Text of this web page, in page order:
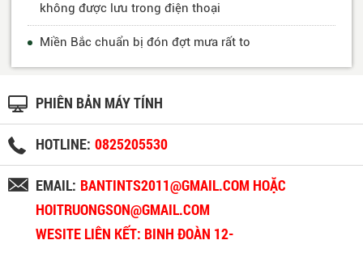
không được lưu trong điện thoại
Miền Bắc chuẩn bị đón đợt mưa rất to
PHIÊN BẢN MÁY TÍNH
HOTLINE: 0825205530
EMAIL: BANTINTS2011@GMAIL.COM HOẶC
HOITRUONGSON@GMAIL.COM
WESITE LIÊN KẾT: BINH ĐOÀN 12-